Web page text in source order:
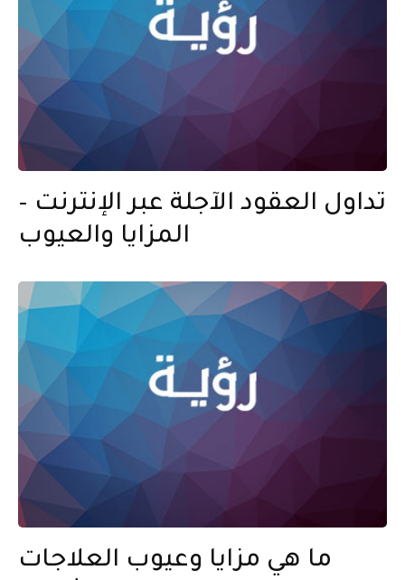
تداول العقود الآجلة عبر الإنترنت –
المزايا والعيوب
ما هي مزايا وعيوب العلاجات